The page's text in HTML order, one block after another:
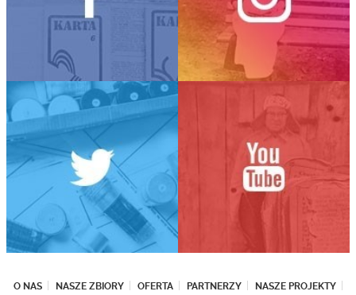
O NAS NASZE ZBIORY OFERTA PARTNERZY NASZE PROJEKTY